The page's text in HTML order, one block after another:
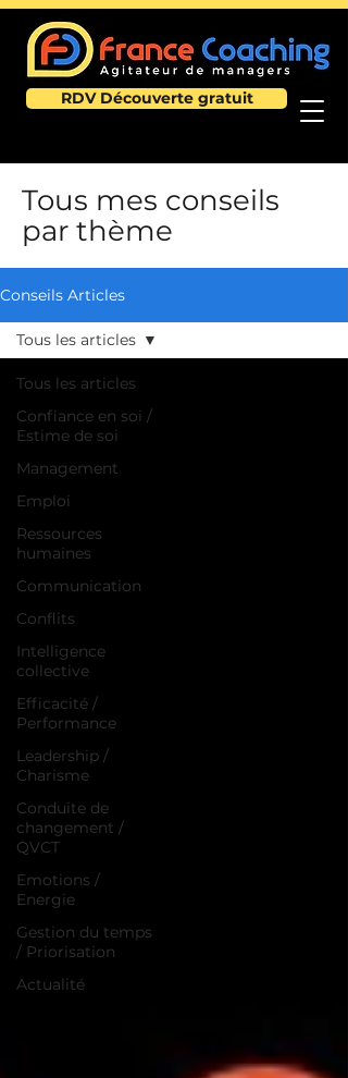
RDV Découverte gratuit
Tous mes conseils
par thème
Conseils Articles
Tous les articles
Confiance en soi /
Estime de soi
Management
Emploi
Ressources
humaines
Communication
Conflits
Intelligence
collective
Efficacité /
Performance
Leadership /
Charisme
Conduite de
changement /
QVCT
Emotions /
Energie
Gestion du temps
/ Priorisation
Actualité
Tous les articles